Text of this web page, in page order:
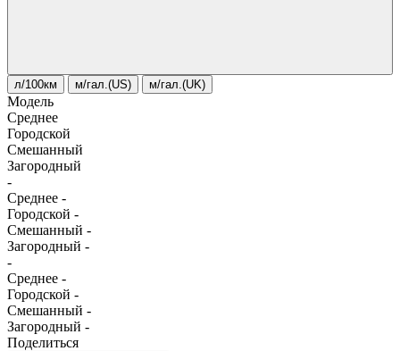
л/100км м/гал.(US) м/гал.(UK)
Модель
Среднее
Городской
Смешанный
Загородный
-
Среднее -
Городской -
Смешанный -
Загородный -
-
Среднее -
Городской -
Смешанный -
Загородный -
Поделиться